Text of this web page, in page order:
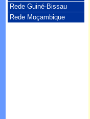
Rede Guiné-Bissau
Rede Moçambique